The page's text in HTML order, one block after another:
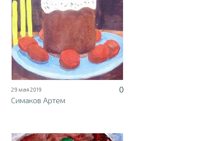
29 мая 2019
0
Симаков Артем